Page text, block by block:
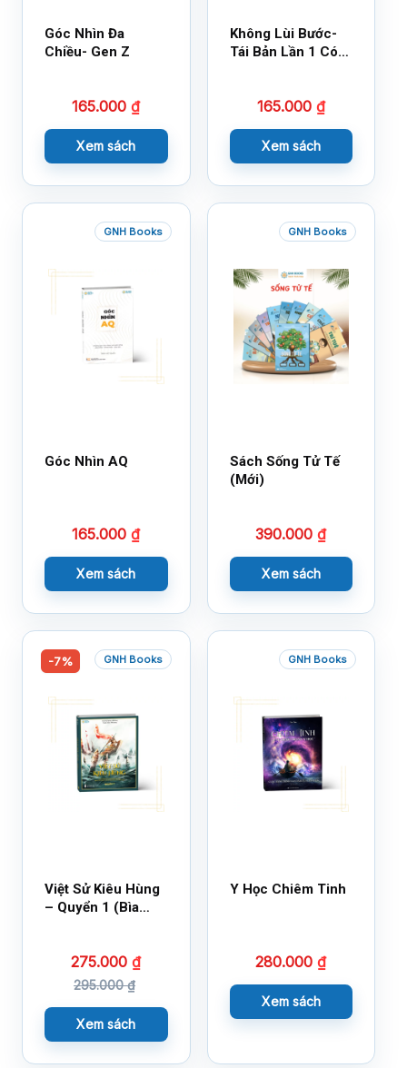
Góc Nhìn Đa
Chiều- Gen Z
165.000₫
Xem sách
Không Lùi Bước-
Tái Bản Lần 1 Có
165.000 ₫
Xem sách
GNH Books
Góc Nhìn AQ
165.000₫
Xem sách
GNH Books
Sách Sống Tử Tế
(Mới)
390.000₫
Xem sách
-7% GNH Books
Việt Sử Kiêu Hùng
– Quyển 1 (Bìa
275.000₫
295.000₫
Xem sách
GNH Books
Y Học Chiêm Tinh
280.000₫
Xem sách